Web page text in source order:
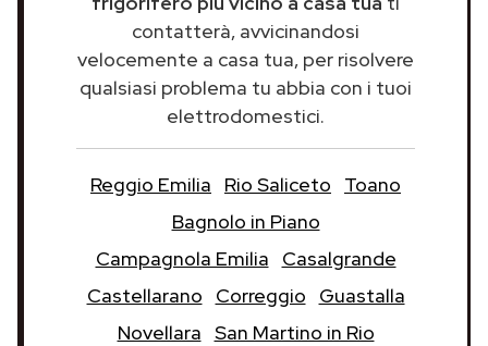
contatterà, avvicinandosi
velocemente a casa tua, per risolvere
qualsiasi problema tu abbia con i tuoi
elettrodomestici.
Reggio Emilia Rio Saliceto
Toano
Bagnolo in Piano
Campagnola Emilia
Casalgrande
Castellarano
Correggio
Guastalla
Novellara San Martino in Rio